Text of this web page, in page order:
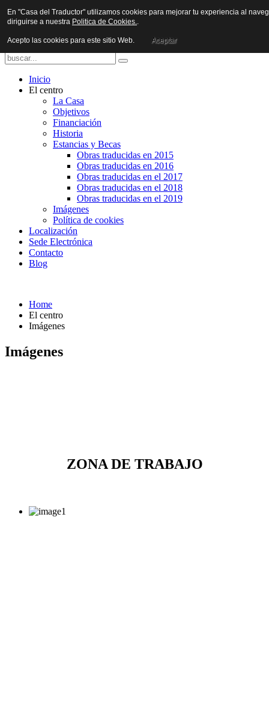
Inicio
El centro
La Casa
Objetivos
Financiación
Historia
Estancias y Becas
Obras traducidas en 2015
Obras traducidas en 2016
Obras traducidas en el 2017
Obras traducidas en el 2018
Obras traducidas en el 2019
Imágenes
Política de cookies
Localización
Sede Electrónica
Contacto
Blog
Home
El centro
Imágenes
Imágenes
ZONA DE TRABAJO
En "Casa del Traductor" utilizamos cookies para mejorar tu experiencia al
diriguirse a nuestra Politica de Cookies..
Acepto las cookies para este sitio Web. Aceptar